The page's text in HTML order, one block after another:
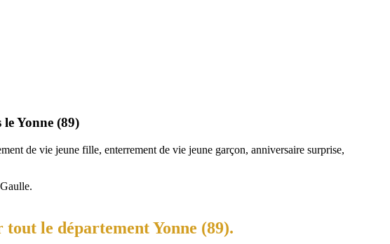
Yonne (89)
de vie jeune fille, enterrement de vie jeune garçon, anniversaire surprise,
le département Yonne (89).